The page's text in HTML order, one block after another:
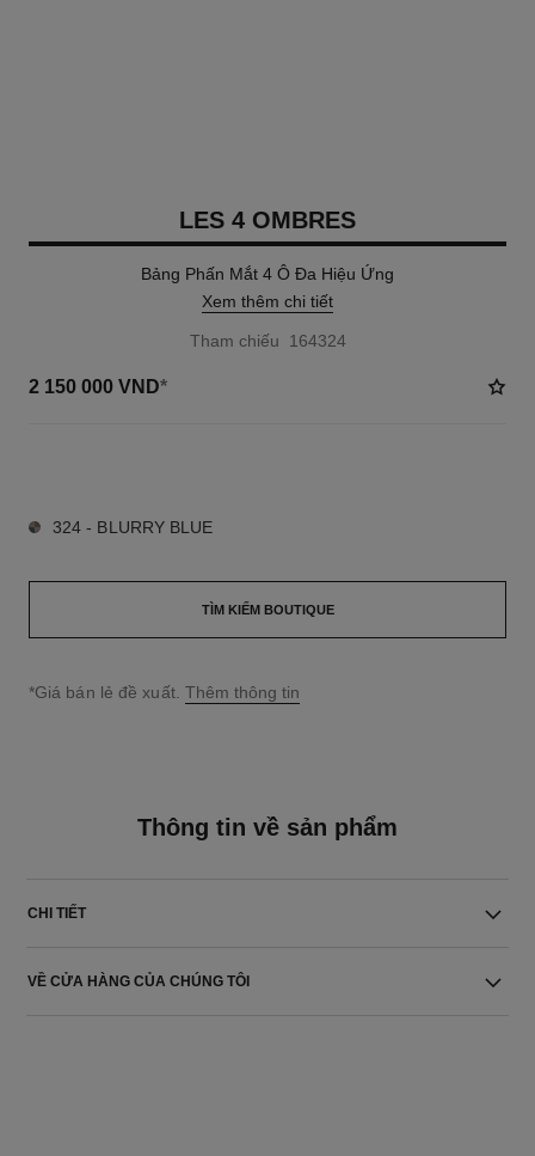
LES 4 OMBRES
Bảng Phấn Mắt 4 Ô Đa Hiệu Ứng
Xem thêm chi tiết
Tham chiếu 164324
2 150 000 VND*
324 - BLURRY BLUE
TÌM KIẾM BOUTIQUE
↩
*Giá bán lẻ đề xuất. Thêm thông tin
Thông tin về sản phẩm
CHI TIẾT
VỀ CỬA HÀNG CỦA CHÚNG TÔI